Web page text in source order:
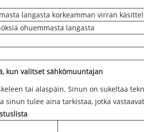
langasta korkeamman virran
ohuemmasta langasta
kun valitset sähkömuuntajan
tai alaspäin. Sinun on sukeltaa
tulee aina tarkistaa, jotka